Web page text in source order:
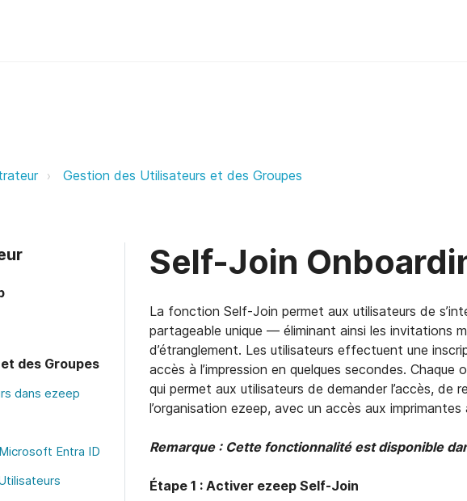
Support Support
Gestion des Utilisateurs et des Groupes
des Groupes
dans ezeep
Entra ID
Self-Join
La fonction Self-Join permet aux utilisateurs de
partageable unique — éliminant ainsi les invitations
d’étranglement. Les utilisateurs effectuent une
accès à l’impression en quelques secondes.
qui permet aux utilisateurs de demander l’accès, de
l’organisation ezeep, avec un accès aux
Remarque : Cette fonctionnalité est disponible
Étape 1 : Activer ezeep Self-Join